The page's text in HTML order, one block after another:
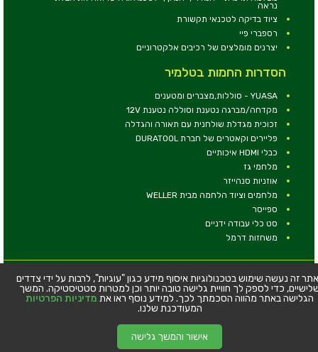
נראה
ציוד בדיקה לטכנאי תקשורת
רספברי פיי
יצרנים מומלצים של רכיבים אלקטרוניים
הסדרות החמות בטלמיר
YUASA - סוללות,מצברים ומטענים
מקדחה/מברגה נטענת וסוללה נטענת 12V
זכוכית מגדלת שולחנית עם תאורה והגדלה
פליירים וקאטרים של חברת DURATOOL
כבלי HDMI איכותיים
מלחמי גז
אוזניות סנהייזר
מלחמים וציוד הלחמה מבית WELLER
ספייסר
סט כלי עבודה ידניים
משחזות דרמל
© כל הזכויות שמורות - טלמיר אלקטרוניקה בע''מ
כתובת: דרך העצמאות 63, חיפה
טלפון:04-8534564
זה נעשה שימוש בטכנולוגיות איסוף מידע כגון "עוגיות", לרבות על ידי צדדים
כדי לספק לך חוויית גלישה טובה יותר וכן למטרות סטטיסטיקה. המשך
הגלישה באתר מהווה הסכמתך לכך. למידע נוסף ראו את מדיניות הפרטיות
המעודכנת שלנו.
אישור והמשך גלישה